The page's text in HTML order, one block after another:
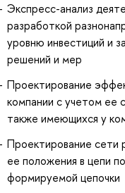
Экспресс-анализ
разработкой
уровню инвестиций и
решений и мер
Проектирование
компании с учетом ее
также имеющихся у
Проектирование сети
ее положения в цепи
формируемой цепочки